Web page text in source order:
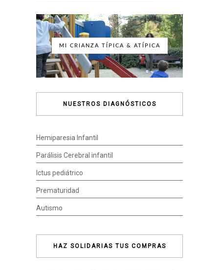
MI CRIANZA TÍPICA & ATÍPICA
NUESTROS DIAGNÓSTICOS
Hemiparesia Infantil
Parálisis Cerebral infantil
Ictus pediátrico
Prematuridad
Autismo
HAZ SOLIDARIAS TUS COMPRAS